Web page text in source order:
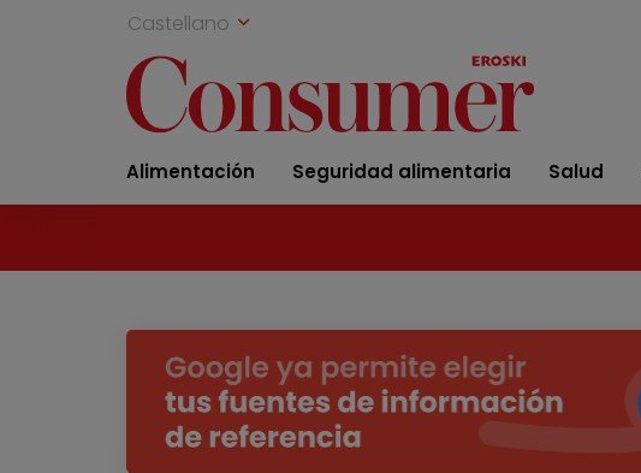
Castellano
Alimentación Seguridad alimentaria Salud